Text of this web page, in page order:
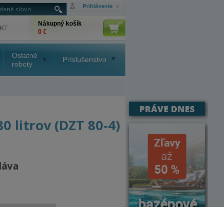
Prihlásenie
Nákupný košík
0 €
Ostatné
roboty
Príslušenstvo
litrov (DZT 80-4)